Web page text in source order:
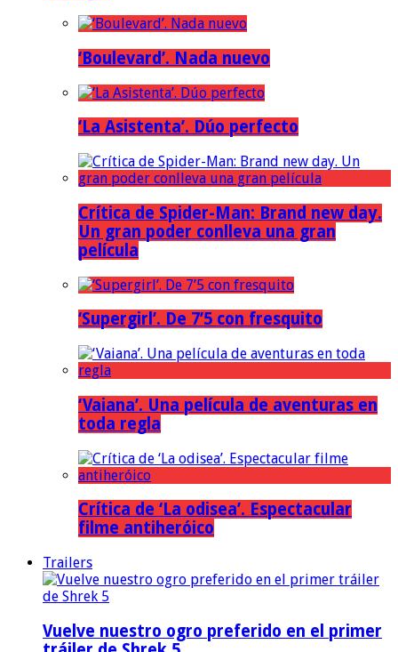
‘Boulevard’. Nada nuevo
‘La Asistenta’. Dúo perfecto
Crítica de Spider-Man: Brand new day.
Un gran poder conlleva una gran
película
‘Supergirl’. De 7’5 con fresquito
‘Vaiana’. Una película de aventuras en
toda regla
Crítica de ‘La odisea’. Espectacular
filme antiheróico
Trailers
Vuelve nuestro ogro preferido en el primer